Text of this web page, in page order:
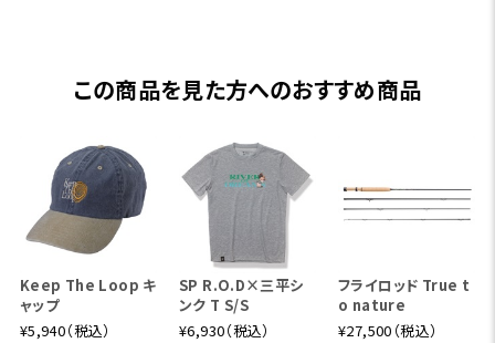
この商品を見た方へのおすすめ商品
Keep The Loop キ
ャップ
¥5,940（税込）
SP R.O.D×三平シ
ンク T S/S
¥6,930（税込）
フライロッド True t
o nature
¥27,500（税込）